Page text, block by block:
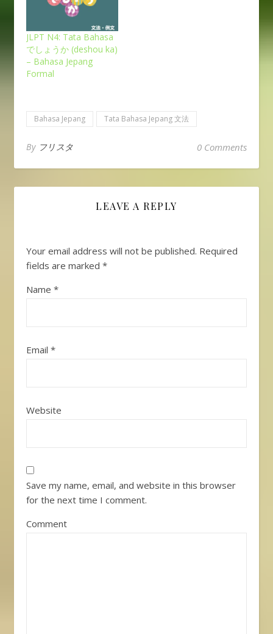
JLPT N4: Tata Bahasa
でしょうか (deshou ka)
– Bahasa Jepang
Formal
Bahasa Jepang Tata Bahasa Jepang 文法
By フリスタ 0 Comments
LEAVE A REPLY
Your email address will not be published. Required
fields are marked *
Name *
Email *
Website
Save my name, email, and website in this browser
for the next time I comment.
Comment